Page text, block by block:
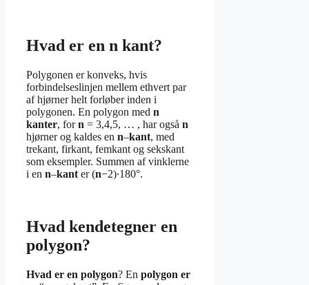
Hvad er en n kant?
Polygonen er konveks, hvis
forbindelseslinjen mellem ethvert par
af hjørner helt forløber inden i
polygonen. En polygon med n
kanter, forn = 3,4,5, … , har også n
hjørner og kaldes en n–kant, med
trekant, firkant, femkant og sekskant
som eksempler. Summen af vinklerne
i en n–kant er (n−2)∙180°.
Hvad kendetegner en
polygon?
Hvad er en polygon? En polygon er